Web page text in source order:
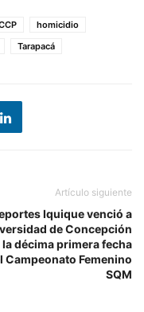
homicidio
Tarapacá
Artículo siguiente
Iquique venció a
de Concepción
la décima primera fecha
Campeonato Femenino
SQM